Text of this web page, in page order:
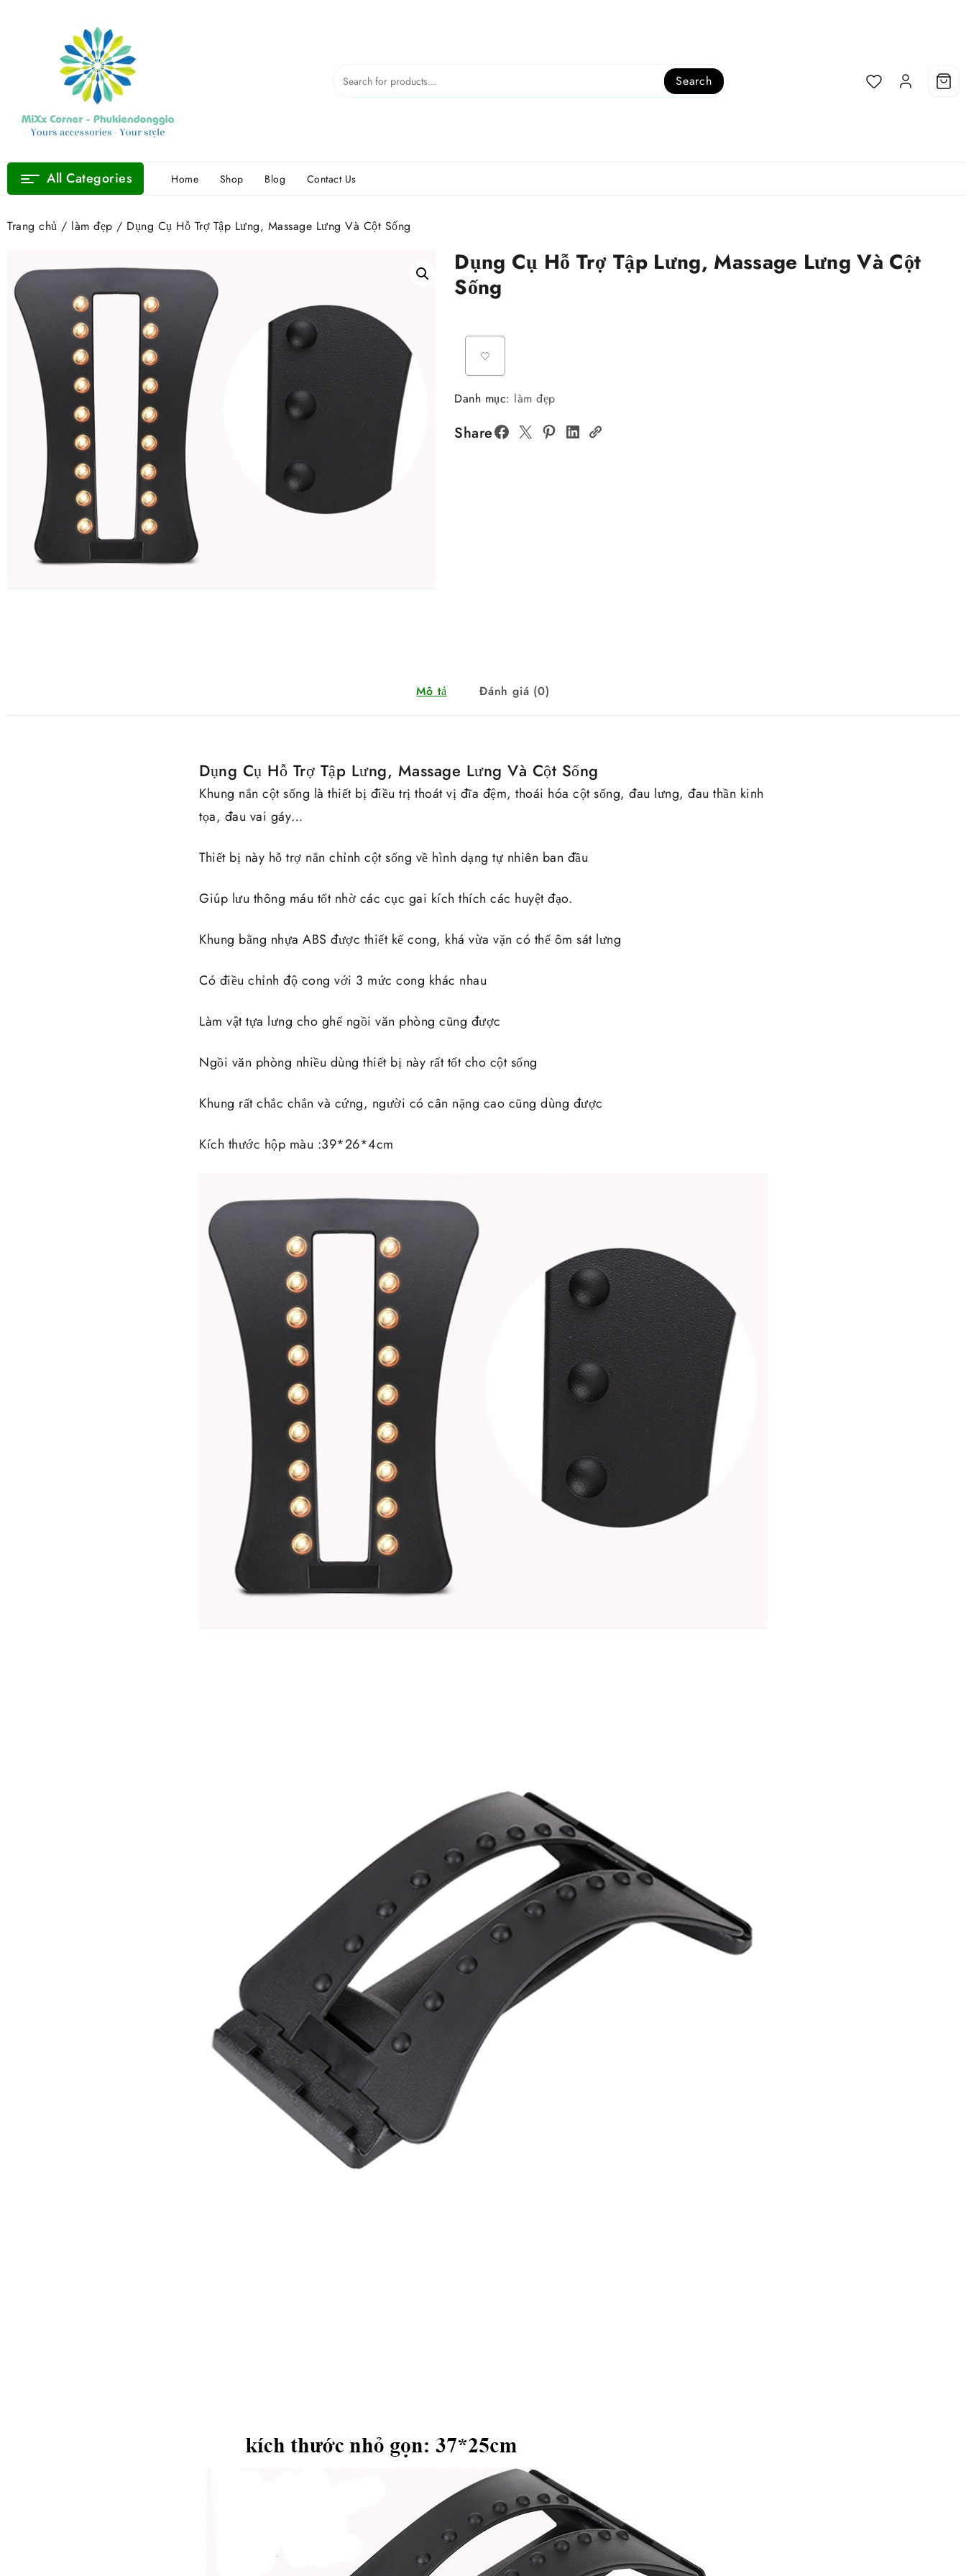
Search
All Categories Home Shop Blog Contact Us
Trang chủ / làm đẹp / Dụng Cụ Hỗ Trợ Tập Lưng, Massage Lưng Và Cột Sống
Dụng Cụ Hỗ Trợ Tập Lưng, Massage Lưng Và Cột
Sống
Danh mục: làm đẹp
Share
Mô tả Đánh giá (0)
Dụng Cụ Hỗ Trợ Tập Lưng, Massage Lưng Và Cột Sống
Khung nắn cột sống là thiết bị điều trị thoát vị đĩa đệm, thoái hóa cột sống, đau lưng, đau thần kinh
tọa, đau vai gáy…
Thiết bị này hỗ trợ nắn chỉnh cột sống về hình dạng tự nhiên ban đầu
Giúp lưu thông máu tốt nhờ các cục gai kích thích các huyệt đạo.
Khung bằng nhựa ABS được thiết kế cong, khá vừa vặn có thể ôm sát lưng
Có điều chỉnh độ cong với 3 mức cong khác nhau
Làm vật tựa lưng cho ghế ngồi văn phòng cũng được
Ngồi văn phòng nhiều dùng thiết bị này rất tốt cho cột sống
Khung rất chắc chắn và cứng, người có cân nặng cao cũng dùng được
Kích thước hộp màu :39*26*4cm